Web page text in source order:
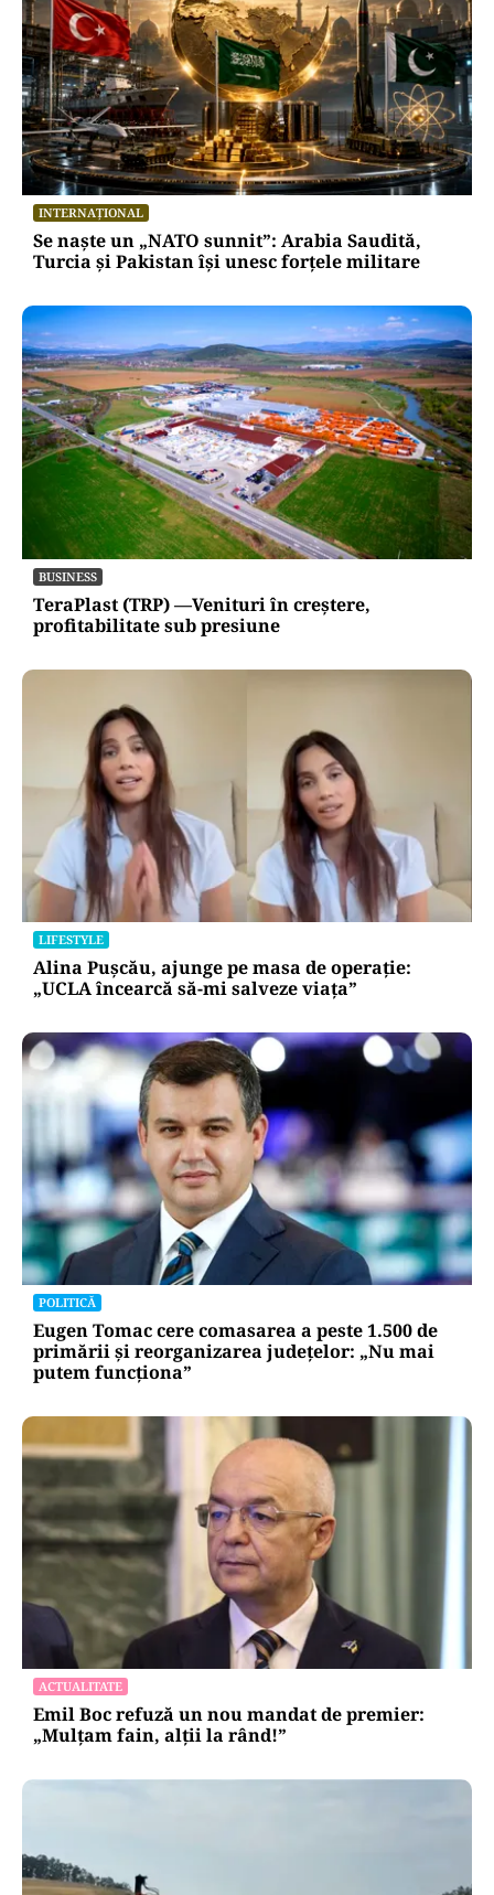
INTERNAȚIONAL
Se naște un „NATO sunnit”: Arabia Saudită,
Turcia și Pakistan își unesc forțele militare
BUSINESS
TeraPlast (TRP) —Venituri în creștere,
profitabilitate sub presiune
LIFESTYLE
Alina Pușcău, ajunge pe masa de operație:
„UCLA încearcă să-mi salveze viața”
POLITICĂ
Eugen Tomac cere comasarea a peste 1.500 de
primării și reorganizarea județelor: „Nu mai
putem funcționa”
ACTUALITATE
Emil Boc refuză un nou mandat de premier:
„Mulțam fain, alții la rând!”